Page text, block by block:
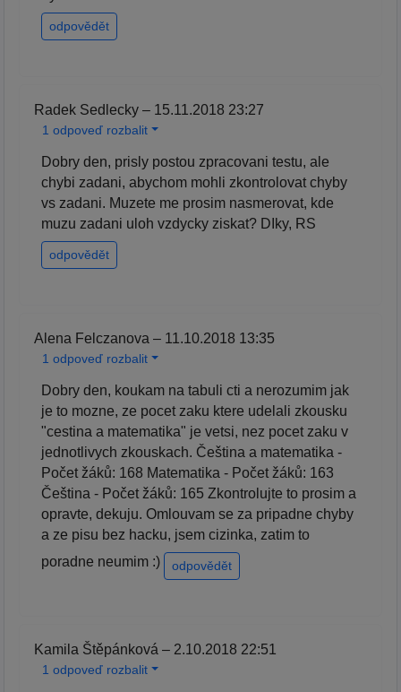
odpovědět
Radek Sedlecky – 15.11.2018 23:27
1 odpoveď rozbalit
Dobry den, prisly postou zpracovani testu, ale
chybi zadani, abychom mohli zkontrolovat chyby
vs zadani. Muzete me prosim nasmerovat, kde
muzu zadani uloh vzdycky ziskat? DIky, RS
odpovědět
Alena Felczanova – 11.10.2018 13:35
1 odpoveď rozbalit
Dobry den, koukam na tabuli cti a nerozumim jak
je to mozne, ze pocet zaku ktere udelali zkousku
"cestina a matematika" je vetsi, nez pocet zaku v
jednotlivych zkouskach. Čeština a matematika -
Počet žáků: 168 Matematika - Počet žáků: 163
Čeština - Počet žáků: 165 Zkontrolujte to prosim a
opravte, dekuju. Omlouvam se za pripadne chyby
a ze pisu bez hacku, jsem cizinka, zatim to
poradne neumim :)
odpovědět
Kamila Štěpánková – 2.10.2018 22:51
1 odpoveď rozbalit